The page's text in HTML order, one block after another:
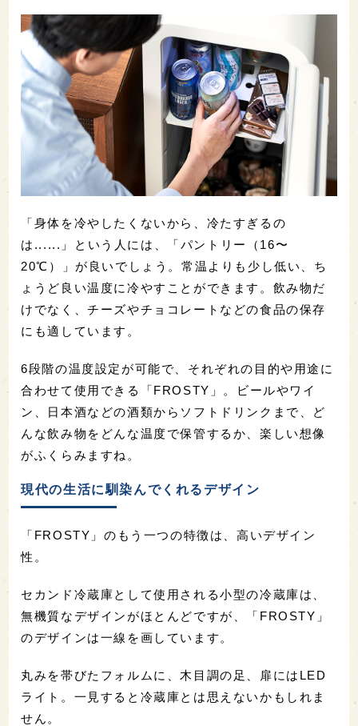
「身体を冷やしたくないから、冷たすぎるの
は......」という人には、「パントリー（16〜
20℃）」が良いでしょう。常温よりも少し低い、ち
ょうど良い温度に冷やすことができます。飲み物だ
けでなく、チーズやチョコレートなどの食品の保存
にも適しています。
6段階の温度設定が可能で、それぞれの目的や用途に
合わせて使用できる「FROSTY」。ビールやワイ
ン、日本酒などの酒類からソフトドリンクまで、ど
んな飲み物をどんな温度で保管するか、楽しい想像
がふくらみますね。
現代の生活に馴染んでくれるデザイン
「FROSTY」のもう一つの特徴は、高いデザイン
性。
セカンド冷蔵庫として使用される小型の冷蔵庫は、
無機質なデザインがほとんどですが、「FROSTY」
のデザインは一線を画しています。
丸みを帯びたフォルムに、木目調の足、扉にはLED
ライト。一見すると冷蔵庫とは思えないかもしれま
せん。